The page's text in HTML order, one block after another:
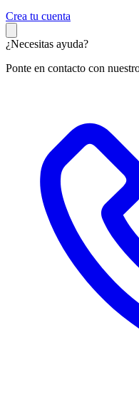
Crea tu cuenta
¿Necesitas ayuda?
Ponte en contacto con